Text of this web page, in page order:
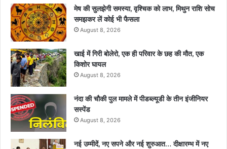
मेष की सुलझेगी समस्या, वृश्चिक को लाभ, मिथुन राशि सोच
समझकर लें कोई भी फैसला
August 8, 2026
खाई में गिरी बोलेरो, एक ही परिवार के छह की मौत, एक
किशोर घायल
August 8, 2026
नंदा की चौकी पुल मामले में पीडब्ल्यूडी के तीन इंजीनियर
सस्पेंड
August 8, 2026
नई उम्मीदें, नए सपने और नई शुरुआत… दीक्षारम्भ में नए